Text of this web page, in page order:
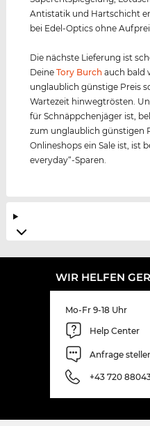
Antistatik und Hartschicht
bei Edel-Optics ohne
Die nächste Lieferung ist
DeineTory Burch auch bald
unglaublich günstige Preis
Wartezeit hinwegtrösten.
für Schnäppchenjäger ist,
zum unglaublich günstigen
Onlineshops ein Sale ist, ist
everyday“-Sparen.
WIR HELFEN
Mo-Fr 9-18 Uhr
Help Center
Anfrage
+43 720